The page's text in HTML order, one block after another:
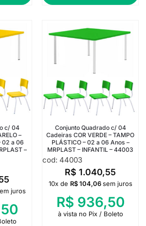
c/ 04
–
02 a 06
–
juros
Conjunto Quadrado c/ 04
Cadeiras COR VERDE – TAMPO
PLÁSTICO – 02 a 06 Anos –
MRPLAST – INFANTIL – 44003
cod: 44003
R$ 1.040,55
10x de R$104,06 sem juros
R$ 936,50
à vista no Pix / Boleto